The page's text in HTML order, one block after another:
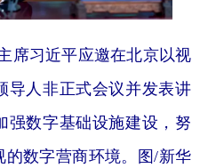
习近平应邀在北京以视
导人非正式会议并发表讲
强数字基础设施建设，努
数字营商环境。图/新华